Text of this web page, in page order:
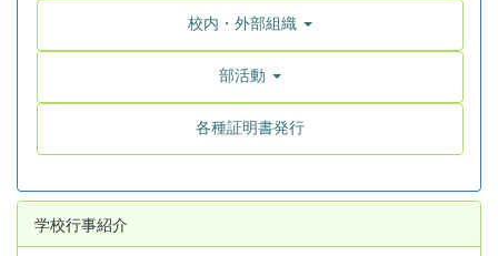
校内・外部組織
部活動
各種証明書発行
学校行事紹介